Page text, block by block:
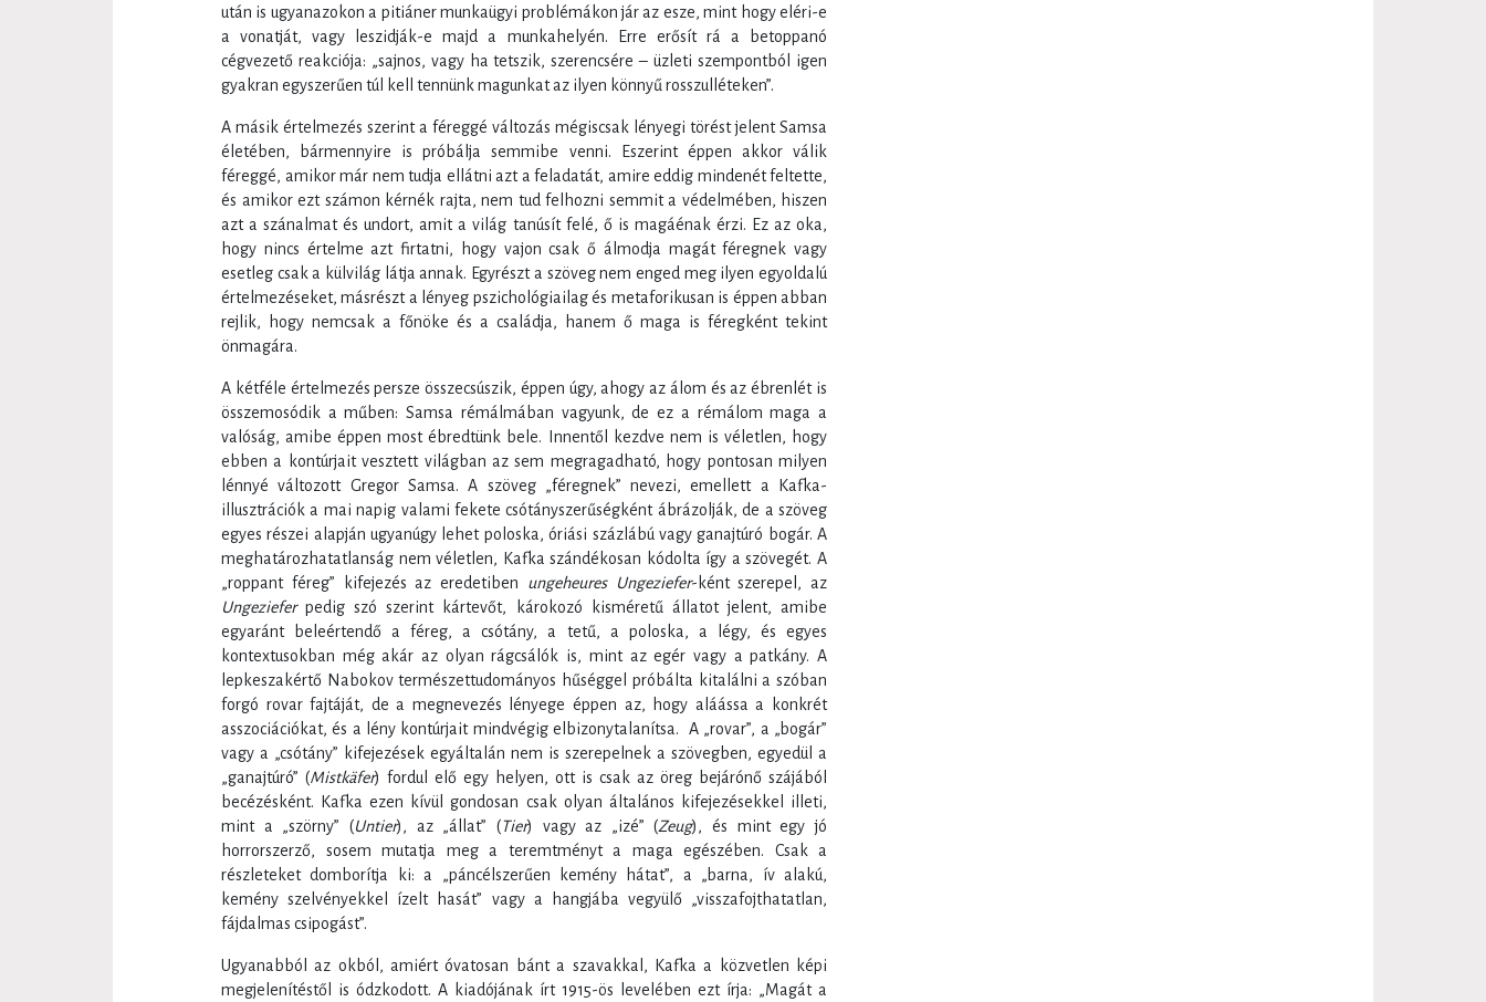
után is ugyanazokon a pitiáner munkaügyi problémákon jár az esze, mint hogy eléri-e
a vonatját, vagy leszidják-e majd a munkahelyén. Erre erősít rá a betoppanó
cégvezető reakciója: „sajnos, vagy ha tetszik, szerencsére – üzleti szempontból igen
gyakran egyszerűen túl kell tennünk magunkat az ilyen könnyű rosszulléteken”.
A másik értelmezés szerint a féreggé változás mégiscsak lényegi törést jelent Samsa
életében, bármennyire is próbálja semmibe venni. Eszerint éppen akkor válik
féreggé, amikor már nem tudja ellátni azt a feladatát, amire eddig mindenét feltette,
és amikor ezt számon kérnék rajta, nem tud felhozni semmit a védelmében, hiszen
azt a szánalmat és undort, amit a világ tanúsít felé, ő is magáénak érzi. Ez az oka,
hogy nincs értelme azt firtatni, hogy vajon csak ő álmodja magát féregnek vagy
esetleg csak a külvilág látja annak. Egyrészt a szöveg nem enged meg ilyen egyoldalú
értelmezéseket, másrészt a lényeg pszichológiailag és metaforikusan is éppen abban
rejlik, hogy nemcsak a főnöke és a családja, hanem ő maga is féregként tekint
önmagára.
A kétféle értelmezés persze összecsúszik, éppen úgy, ahogy az álom és az ébrenlét is
összemosódik a műben: Samsa rémálmában vagyunk, de ez a rémálom maga a
valóság, amibe éppen most ébredtünk bele. Innentől kezdve nem is véletlen, hogy
ebben a kontúrjait vesztett világban az sem megragadható, hogy pontosan milyen
lénnyé változott Gregor Samsa. A szöveg „féregnek” nevezi, emellett a Kafka-
illusztrációk a mai napig valami fekete csótányszerűségként ábrázolják, de a szöveg
egyes részei alapján ugyanúgy lehet poloska, óriási százlábú vagy ganajtúró bogár. A
meghatározhatatlanság nem véletlen, Kafka szándékosan kódolta így a szövegét. A
„roppant féreg” kifejezés az eredetiben ungeheures Ungeziefer-ként szerepel, az
Ungezieferpedig szó szerint kártevőt, károkozó kisméretű állatot jelent, amibe
egyaránt beleértendő a féreg, a csótány, a tetű, a poloska, a légy, és egyes
kontextusokban még akár az olyan rágcsálók is, mint az egér vagy a patkány. A
lepkeszakértő Nabokov természettudományos hűséggel próbálta kitalálni a szóban
forgó rovar fajtáját, de a megnevezés lényege éppen az, hogy aláássa a konkrét
asszociációkat, és a lény kontúrjait mindvégig elbizonytalanítsa. A „rovar”, a „bogár”
vagy a „csótány” kifejezések egyáltalán nem is szerepelnek a szövegben, egyedül a
„ganajtúró” (Mistkäfer) fordul elő egy helyen, ott is csak az öreg bejárónő szájából
becézésként. Kafka ezen kívül gondosan csak olyan általános kifejezésekkel illeti,
mint a „szörny” (Untier), az „állat” (Tier) vagy az „izé” (Zeug), és mint egy jó
horrorszerző, sosem mutatja meg a teremtményt a maga egészében. Csak a
részleteket domborítja ki: a „páncélszerűen kemény hátat”, a „barna, ív alakú,
kemény szelvényekkel ízelt hasát” vagy a hangjába vegyülő „visszafojthatatlan,
fájdalmas csipogást”.
Ugyanabból az okból, amiért óvatosan bánt a szavakkal, Kafka a közvetlen képi
megjelenítéstől is ódzkodott. A kiadójának írt 1915-ös levelében ezt írja: „Magát a